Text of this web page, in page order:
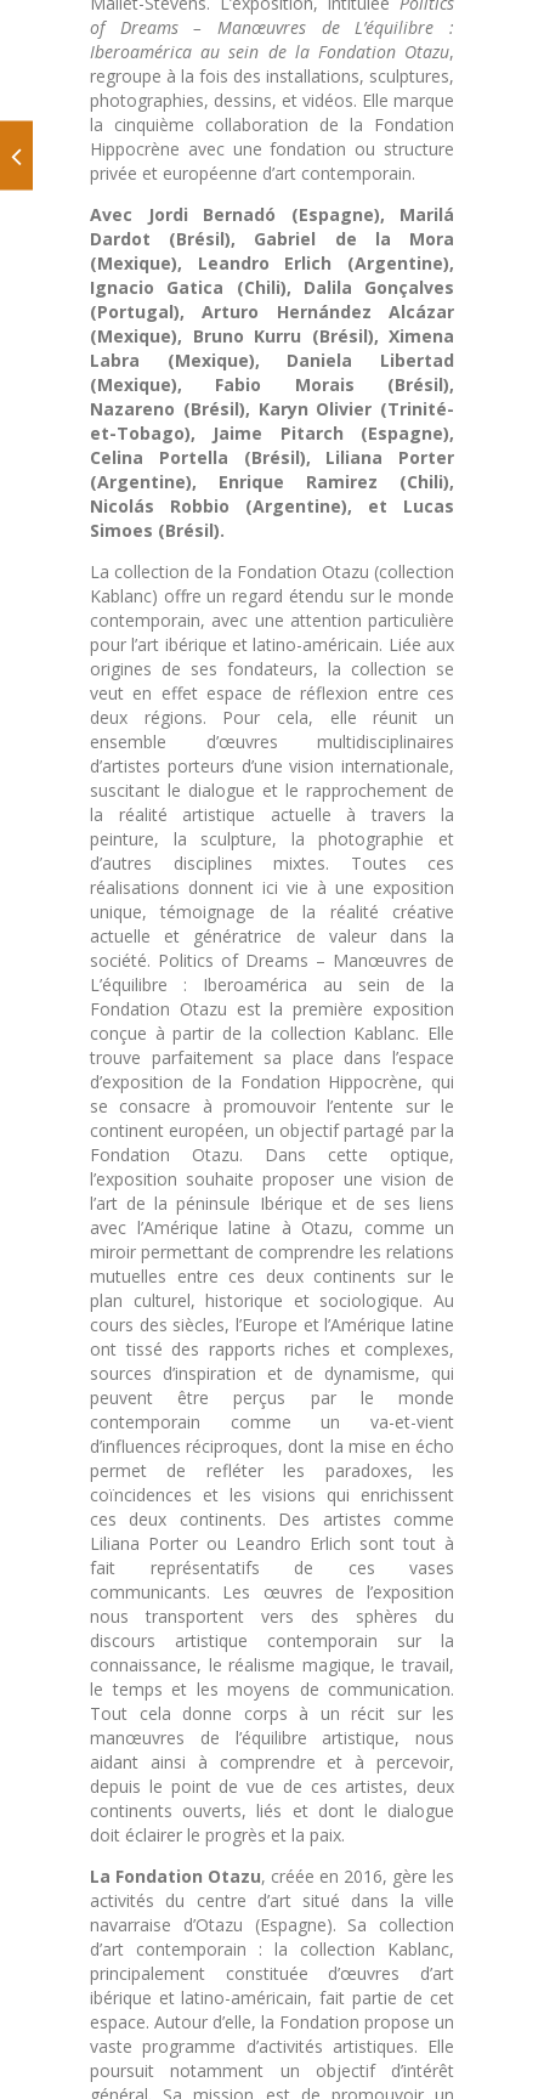
of Dreams – Manœuvres de L’équilibre :
Iberoamérica au sein de la Fondation Otazu,
regroupe à la fois des installations, sculptures,
photographies, dessins, et vidéos. Elle marque
la cinquième collaboration de la Fondation
Hippocrène avec une fondation ou structure
privée et européenne d’art contemporain.
Avec Jordi Bernadó (Espagne), Marilá
Dardot (Brésil), Gabriel de la Mora
(Mexique), Leandro Erlich (Argentine),
Ignacio Gatica (Chili), Dalila Gonçalves
(Portugal), Arturo Hernández Alcázar
(Mexique), Bruno Kurru (Brésil), Ximena
Labra (Mexique), Daniela Libertad
(Mexique), Fabio Morais (Brésil),
Nazareno (Brésil), Karyn Olivier (Trinité-
et-Tobago), Jaime Pitarch (Espagne),
Celina Portella (Brésil), Liliana Porter
(Argentine), Enrique Ramirez (Chili),
Nicolás Robbio (Argentine), et Lucas
Simoes (Brésil).
La collection de la Fondation Otazu (collection
Kablanc) offre un regard étendu sur le monde
contemporain, avec une attention particulière
pour l’art ibérique et latino-américain. Liée aux
origines de ses fondateurs, la collection se
veut en effet espace de réflexion entre ces
deux régions. Pour cela, elle réunit un
ensemble d’œuvres multidisciplinaires
d’artistes porteurs d’une vision internationale,
suscitant le dialogue et le rapprochement de
la réalité artistique actuelle à travers la
peinture, la sculpture, la photographie et
d’autres disciplines mixtes. Toutes ces
réalisations donnent ici vie à une exposition
unique, témoignage de la réalité créative
actuelle et génératrice de valeur dans la
société. Politics of Dreams – Manœuvres de
L’équilibre : Iberoamérica au sein de la
Fondation Otazu est la première exposition
conçue à partir de la collection Kablanc. Elle
trouve parfaitement sa place dans l’espace
d’exposition de la Fondation Hippocrène, qui
se consacre à promouvoir l’entente sur le
continent européen, un objectif partagé par la
Fondation Otazu. Dans cette optique,
l’exposition souhaite proposer une vision de
l’art de la péninsule Ibérique et de ses liens
avec l’Amérique latine à Otazu, comme un
miroir permettant de comprendre les relations
mutuelles entre ces deux continents sur le
plan culturel, historique et sociologique. Au
cours des siècles, l’Europe et l’Amérique latine
ont tissé des rapports riches et complexes,
sources d’inspiration et de dynamisme, qui
peuvent être perçus par le monde
contemporain comme un va-et-vient
d’influences réciproques, dont la mise en écho
permet de refléter les paradoxes, les
coïncidences et les visions qui enrichissent
ces deux continents. Des artistes comme
Liliana Porter ou Leandro Erlich sont tout à
fait représentatifs de ces vases
communicants. Les œuvres de l’exposition
nous transportent vers des sphères du
discours artistique contemporain sur la
connaissance, le réalisme magique, le travail,
le temps et les moyens de communication.
Tout cela donne corps à un récit sur les
manœuvres de l’équilibre artistique, nous
aidant ainsi à comprendre et à percevoir,
depuis le point de vue de ces artistes, deux
continents ouverts, liés et dont le dialogue
doit éclairer le progrès et la paix.
La Fondation Otazu, créée en 2016, gère les
activités du centre d’art situé dans la ville
navarraise d’Otazu (Espagne). Sa collection
d’art contemporain : la collection Kablanc,
principalement constituée d’œuvres d’art
ibérique et latino-américain, fait partie de cet
espace. Autour d’elle, la Fondation propose un
vaste programme d’activités artistiques. Elle
poursuit notamment un objectif d’intérêt